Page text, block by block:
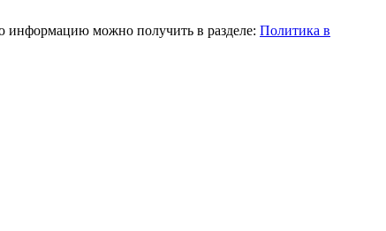
информацию можно получить в разделе: Политика в